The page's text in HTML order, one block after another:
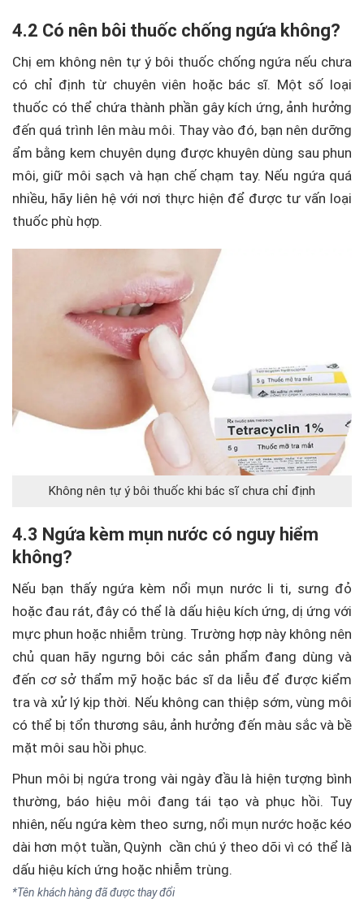
4.2 Có nên bôi thuốc chống ngứa không?
Chị em không nên tự ý bôi thuốc chống ngứa nếu chưa
có chỉ định từ chuyên viên hoặc bác sĩ. Một số loại
thuốc có thể chứa thành phần gây kích ứng, ảnh hưởng
đến quá trình lên màu môi. Thay vào đó, bạn nên dưỡng
ẩm bằng kem chuyên dụng được khuyên dùng sau phun
môi, giữ môi sạch và hạn chế chạm tay. Nếu ngứa quá
nhiều, hãy liên hệ với nơi thực hiện để được tư vấn loại
thuốc phù hợp.
Không nên tự ý bôi thuốc khi bác sĩ chưa chỉ định
4.3 Ngứa kèm mụn nước có nguy hiểm
không?
Nếu bạn thấy ngứa kèm nổi mụn nước li ti, sưng đỏ
hoặc đau rát, đây có thể là dấu hiệu kích ứng, dị ứng với
mực phun hoặc nhiễm trùng. Trường hợp này không nên
chủ quan hãy ngưng bôi các sản phẩm đang dùng và
đến cơ sở thẩm mỹ hoặc bác sĩ da liễu để được kiểm
tra và xử lý kịp thời. Nếu không can thiệp sớm, vùng môi
có thể bị tổn thương sâu, ảnh hưởng đến màu sắc và bề
mặt môi sau hồi phục.
Phun môi bị ngứa trong vài ngày đầu là hiện tượng bình
thường, báo hiệu môi đang tái tạo và phục hồi. Tuy
nhiên, nếu ngứa kèm theo sưng, nổi mụn nước hoặc kéo
dài hơn một tuần, Quỳnh cần chú ý theo dõi vì có thể là
dấu hiệu kích ứng hoặc nhiễm trùng.
*Tên khách hàng đã được thay đổi